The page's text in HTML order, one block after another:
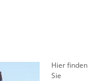
Hier finden
Sie